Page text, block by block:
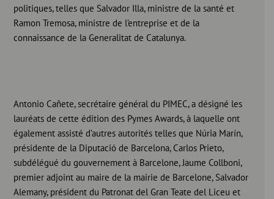
politiques, telles que Salvador Illa, ministre de la santé et
Ramon Tremosa, ministre de l’entreprise et de la
connaissance de la Generalitat de Catalunya.
Antonio Cañete, secrétaire général du PIMEC, a désigné les
lauréats de cette édition des Pymes Awards, à laquelle ont
également assisté d’autres autorités telles que Núria Marín,
présidente de la Diputació de Barcelona, Carlos Prieto,
subdélégué du gouvernement à Barcelone, Jaume Collboni,
premier adjoint au maire de la mairie de Barcelone, Salvador
Alemany, président du Patronat del Gran Teate del Liceu et